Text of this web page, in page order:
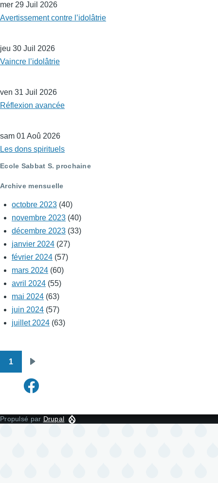
mer 29 Juil 2026
Avertissement contre l’idolâtrie
jeu 30 Juil 2026
Vaincre l’idolâtrie
ven 31 Juil 2026
Réflexion avancée
sam 01 Aoû 2026
Les dons spirituels
Ecole Sabbat S. prochaine
Archive mensuelle
octobre 2023 (40)
novembre 2023 (40)
décembre 2023 (33)
janvier 2024 (27)
février 2024 (57)
mars 2024 (60)
avril 2024 (55)
mai 2024 (63)
juin 2024 (57)
juillet 2024 (63)
Pagination
1
suivante
Propulsé par Drupal